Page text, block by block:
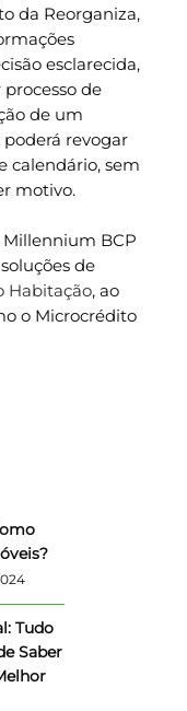
da Reorganiza,
esclarecida,
de
de um
revogar
calendário, sem
motivo.
Millennium BCP
de
Habitação, ao
o Microcrédito
Tudo
Saber